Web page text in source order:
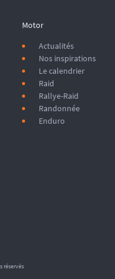
Motor
Actualités
Nos inspirations
Le calendrier
Raid
Rallye-Raid
Randonnée
Enduro
réservés